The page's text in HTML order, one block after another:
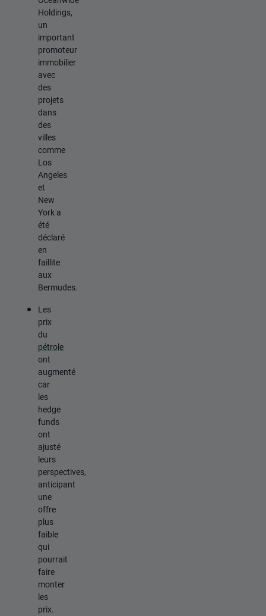
Holdings,
un
important
promoteur
immobilier
avec
des
projets
dans
des
villes
comme
Los
Angeles
et
New
York a
été
déclaré
en
faillite
aux
Bermudes.
Les
prix
du
pétrole
ont
augmenté
car
les
hedge
funds
ont
ajusté
leurs
perspectives,
anticipant
une
offre
plus
faible
qui
pourrait
faire
monter
les
prix.